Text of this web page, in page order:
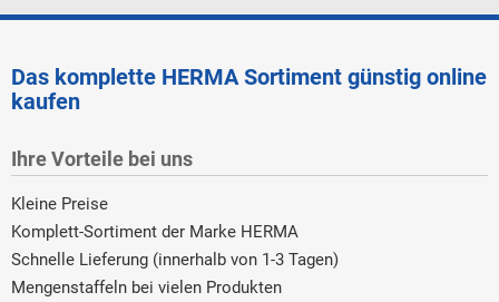
Das komplette HERMA Sortiment günstig online
kaufen
Ihre Vorteile bei uns
Kleine Preise
Komplett-Sortiment der Marke HERMA
Schnelle Lieferung (innerhalb von 1-3 Tagen)
Mengenstaffeln bei vielen Produkten